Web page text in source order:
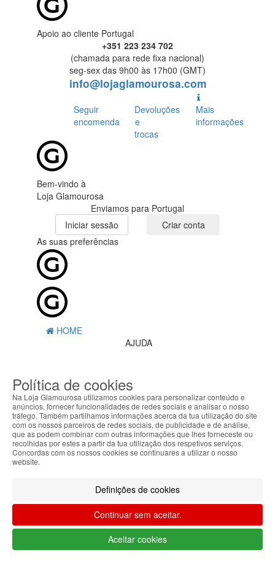
Apoio ao cliente Portugal
+351 223 234 702
(chamada para rede fixa nacional)
seg-sex das 9h00 às 17h00 (GMT)
info@lojaglamourosa.com
Seguir
encomenda
Devoluções
e
trocas
Mais
informações
Bem-vindo à
Loja Glamourosa
Enviamos para Portugal
Iniciar sessão
Criar conta
As suas preferências
HOME
AJUDA
0 CARRINHO
EU
Filtrar por
Limpar filtros
Filtrar
Política de cookies
Na Loja Glamourosa utilizamos cookies para personalizar conteúdo e
anúncios, fornecer funcionalidades de redes sociais e analisar o nosso
tráfego. Também partilhamos informações acerca da tua utilização do site
com os nossos parceiros de redes sociais, de publicidade e de análise,
que as podem combinar com outras informações que lhes forneceste ou
recolhidas por estes a partir da tua utilização dos respetivos serviços.
Concordas com os nossos cookies se continuares a utilizar o nosso
website.
Definições de cookies
Continuar sem aceitar.
Aceitar cookies